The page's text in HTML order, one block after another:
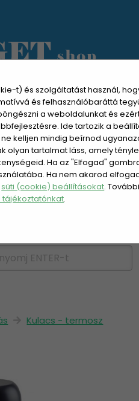
t) és szolgáltatást használ,
és felhasználóbaráttá
a weboldalunkat és
Ide tartozik a
kelljen mindig beírnod
olyan tartalmat láss, amely
Ha az "Elfogad"
Ha nem akarod
süti (cookie) beállításokat.
.
BELÉPÉS
HETI AJÁNLAT
NÉPSZERŰ
Kulacs - termosz